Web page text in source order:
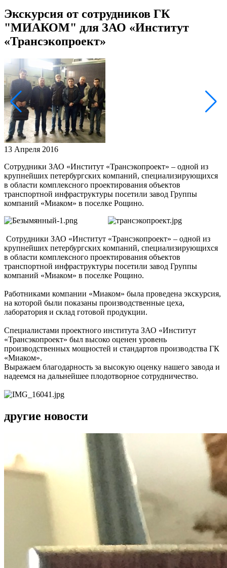
Экскурсия от сотрудников ГК
"МИАКОМ" для ЗАО «Институт
«Трансэкопроект»
13 Апреля 2016
Сотрудники ЗАО «Институт «Трансэкопроект» – одной из
крупнейших петербургских компаний, специализирующихся
в области комплексного проектирования объектов
транспортной инфраструктуры посетили завод Группы
компаний «Миаком» в поселке Рощино.
Сотрудники ЗАО «Институт «Трансэкопроект» – одной из
крупнейших петербургских компаний, специализирующихся
в области комплексного проектирования объектов
транспортной инфраструктуры посетили завод Группы
компаний «Миаком» в поселке Рощино.
Работниками компании «Миаком» была проведена экскурсия,
на которой были показаны производственные цеха,
лаборатория и склад готовой продукции.
Специалистами проектного института ЗАО «Институт
«Трансэкопроект» был высоко оценен уровень
производственных мощностей и стандартов производства ГК
«Миаком».
Выражаем благодарность за высокую оценку нашего завода и
надеемся на дальнейшее плодотворное сотрудничество.
другие новости